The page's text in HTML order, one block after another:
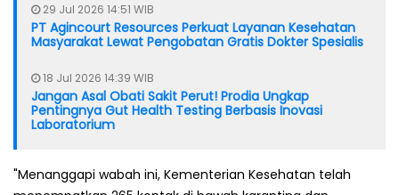
29 Jul 2026 14:51 WIB
PT Agincourt Resources Perkuat Layanan Kesehatan
Masyarakat Lewat Pengobatan Gratis Dokter Spesialis
18 Jul 2026 14:39 WIB
Jangan Asal Obati Sakit Perut! Prodia Ungkap
Pentingnya Gut Health Testing Berbasis Inovasi
Laboratorium
"Menanggapi wabah ini, Kementerian Kesehatan telah